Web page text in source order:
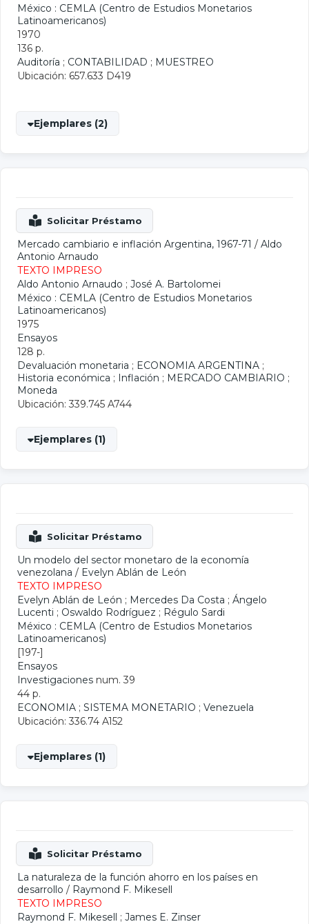
México : CEMLA (Centro de Estudios Monetarios
Latinoamericanos)
1970
136 p.
Auditoría ; CONTABILIDAD ; MUESTREO
Ubicación: 657.633 D419
Ejemplares (2)
Mercado cambiario e inflación Argentina, 1967-71 / Aldo
Antonio Arnaudo
TEXTO IMPRESO
Aldo Antonio Arnaudo ; José A. Bartolomei
México : CEMLA (Centro de Estudios Monetarios
Latinoamericanos)
1975
Ensayos
128 p.
Devaluación monetaria ; ECONOMIA ARGENTINA ;
Historia económica ; Inflación ; MERCADO CAMBIARIO ;
Moneda
Ubicación: 339.745 A744
Ejemplares (1)
Un modelo del sector monetaro de la economía
venezolana / Evelyn Ablán de León
TEXTO IMPRESO
Evelyn Ablán de León ; Mercedes Da Costa ; Ángelo
Lucenti ; Oswaldo Rodríguez ; Régulo Sardi
México : CEMLA (Centro de Estudios Monetarios
Latinoamericanos)
[197-]
Ensayos
Investigaciones num. 39
44 p.
ECONOMIA ; SISTEMA MONETARIO ; Venezuela
Ubicación: 336.74 A152
Ejemplares (1)
La naturaleza de la función ahorro en los países en
desarrollo / Raymond F. Mikesell
TEXTO IMPRESO
Raymond F. Mikesell ; James E. Zinser